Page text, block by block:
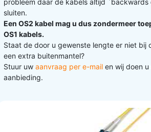
probleem daar de kabels altijd
sluiten.
Een OS2 kabel mag u dus zondermeer
OS1 kabels.
Staat de door u gewenste lengte er niet bij
een extra buitenmantel?
Stuur uw aanvraag per e-mail en wij doen
aanbieding.